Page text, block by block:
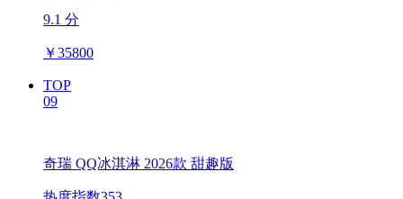
9.1 分
￥35800
TOP
09
奇瑞 QQ冰淇淋 2026款 甜趣版